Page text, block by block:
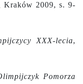
Kraków 2009, s. 9-
XXX-lecia,
Pomorza